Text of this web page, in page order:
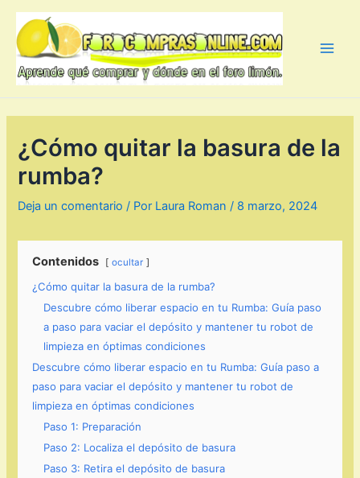
contenido
¿Cómo quitar la basura de la
rumba?
Deja un comentario / Por Laura Roman / 8 marzo, 2024
Contenidos ocultar
¿Cómo quitar la basura de la rumba?
Descubre cómo liberar espacio en tu Rumba: Guía paso
a paso para vaciar el depósito y mantener tu robot de
limpieza en óptimas condiciones
Descubre cómo liberar espacio en tu Rumba: Guía paso a
paso para vaciar el depósito y mantener tu robot de
limpieza en óptimas condiciones
Paso 1: Preparación
Paso 2: Localiza el depósito de basura
Paso 3: Retira el depósito de basura